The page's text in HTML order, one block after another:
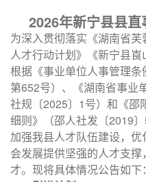
2026年新宁县县
为深入贯彻落实《湖南省
人才行动计划》《新宁县崀
根据《事业单位人事管理
第652号）、《湖南省事业
社规〔2025〕1号）和《邵
细则》（邵人社发〔2019
加强我县人才队伍建设，
会发展提供坚强的人才支
才。现将具体情况公告如下：